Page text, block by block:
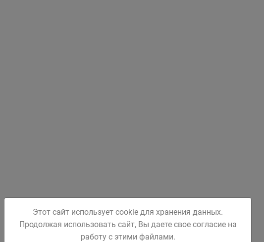
Этот сайт использует cookie для хранения данных.
Продолжая использовать сайт, Вы даете свое согласие на
работу с этими файлами.